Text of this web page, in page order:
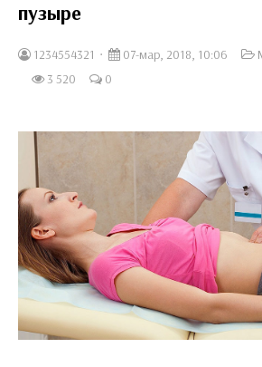
пузыре
1234554321 07-мар, 2018, 10:06
3 520
0